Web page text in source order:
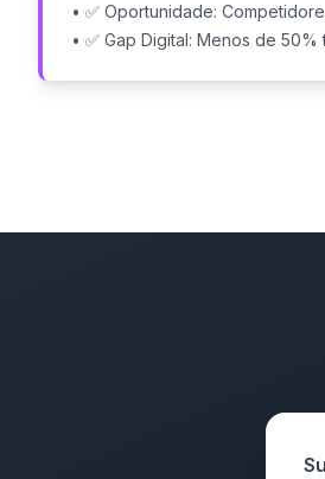
• ✅ Oportunidade:
• ✅ Gap Digital: Menos de